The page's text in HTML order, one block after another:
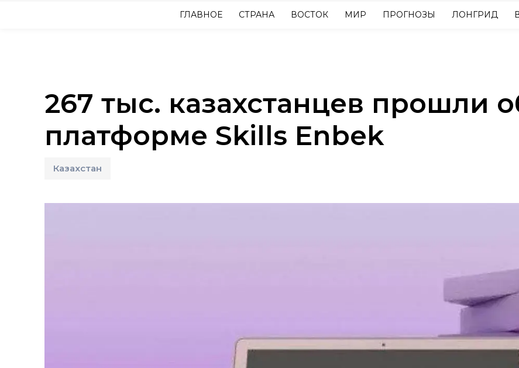
ГЛАВНОЕ СТРАНА ВОСТОК МИР ПРОГНОЗЫ ЛОНГРИД
267 тыс. казахстанцев прошли
платформе Skills Enbek
Казахстан